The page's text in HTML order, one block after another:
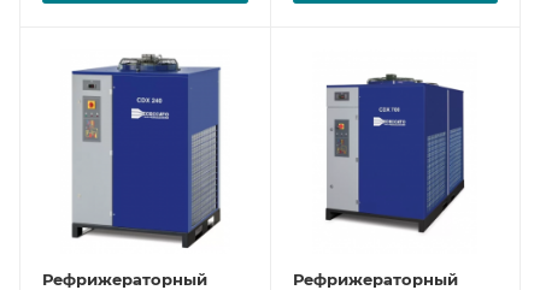
Рефрижераторный
Рефрижераторный